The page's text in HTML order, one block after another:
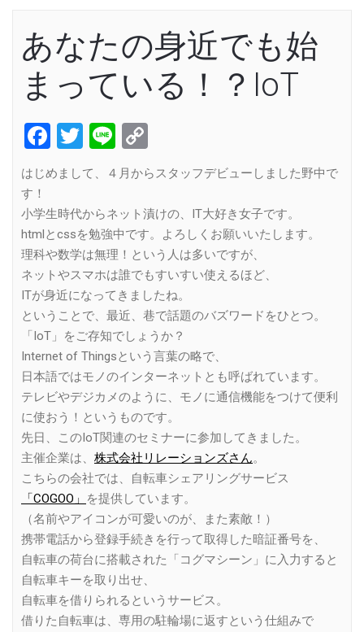
あなたの身近でも始
まっている！？IoT
Facebook
Twitter
Line
Link
はじめまして、４月からスタッフデビューしました野中で
す！
小学生時代からネット漬けの、IT大好き女子です。
htmlとcssを勉強中です。よろしくお願いいたします。
理科や数学は無理！という人は多いですが、
ネットやスマホは誰でもすいすい使えるほど、
ITが身近になってきましたね。
ということで、最近、巷で話題のバズワードをひとつ。
「IoT」をご存知でしょうか？
Internet of Thingsという言葉の略で、
日本語ではモノのインターネットとも呼ばれています。
テレビやデジカメのように、モノに通信機能をつけて便利
に使おう！というものです。
先日、このIoT関連のセミナーに参加してきました。
主催企業は、 株式会社リレーションズさん。
こちらの会社では、自転車シェアリングサービス
「COGOO」
を提供しています。
（名前やアイコンが可愛いのが、また素敵！）
携帯電話から登録手続きを行って取得した暗証番号を、
自転車の荷台に搭載された「コグマシーン」に入力すると
自転車キーを取り出せ、
自転車を借りられるというサービス。
借りた自転車は、専用の駐輪場に返すという仕組みで